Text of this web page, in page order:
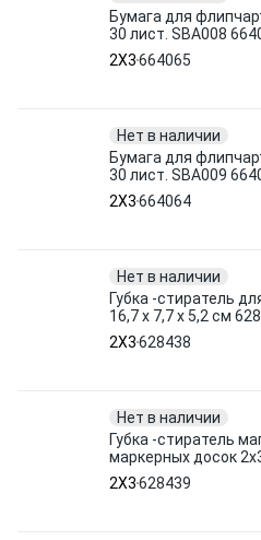
Бумага для
30 лист. SBA008
2X3664065
Нет в наличии
Бумага для
30 лист. SBA009
2X3664064
Нет в наличии
Губка -стиратель
16,7 x 7,7 x 5,2 см
2X3628438
Нет в наличии
Губка -стиратель
маркерных досок
12,2х5,6х3,1см 628439
2X3628439